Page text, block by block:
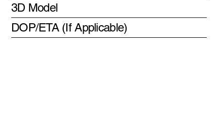
3D Model
DOP/ETA (If Applicable)